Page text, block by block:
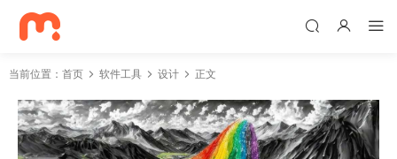
当前位置： 首页 软件工具 设计 正文